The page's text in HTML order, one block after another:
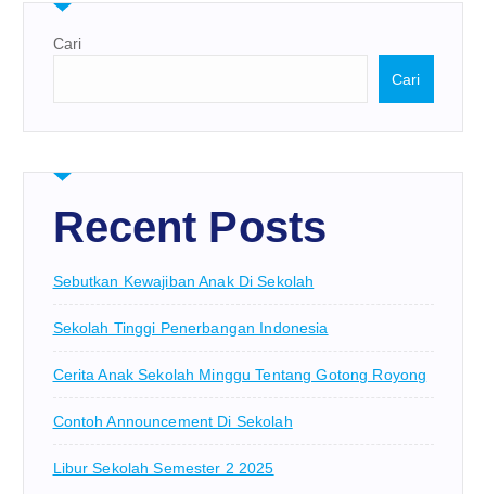
Cari
Cari
Recent Posts
Sebutkan Kewajiban Anak Di Sekolah
Sekolah Tinggi Penerbangan Indonesia
Cerita Anak Sekolah Minggu Tentang Gotong Royong
Contoh Announcement Di Sekolah
Libur Sekolah Semester 2 2025